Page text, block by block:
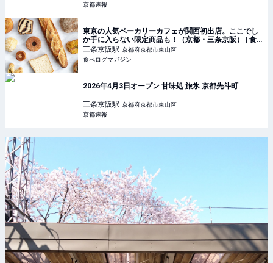
京都速報
東京の人気ベーカリーカフェが関西初出店。ここでし
か手に入らない限定商品も！（京都・三条京阪） | 食
べログマガジン
三条京阪駅 京都府京都市東山区
食べログマガジン
2026年4月3日オープン 甘味処 旅氷 京都先斗町
三条京阪駅 京都府京都市東山区
京都速報